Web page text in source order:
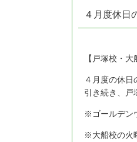
４月度休日
【戸塚校・大
４月度の休日
引き続き、戸
※ゴールデン
※大船校の火